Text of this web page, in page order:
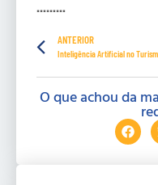
………
ANTERIOR
O que achou da